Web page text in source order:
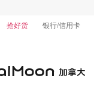
抢好货 银行/信用卡